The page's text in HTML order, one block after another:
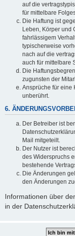
auf die
für mittelbare
Die Haftung ist
Leben, Körper und
fahrlässigem
typischerweise
nach auf die
auch für mittelbare
Die
zugunsten der
Ansprüche für eine
unberührt.
6.
Der Betreiber ist
Mail mitgeteilt.
Der Nutzer ist
des Widerspruchs
bestehende
Die Änderungen
den Änderungen
Informationen über
in der